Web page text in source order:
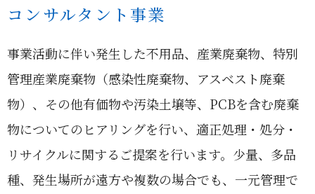
コンサルタント事業
事業活動に伴い発生した不用品、産業廃棄物、特別
管理産業廃棄物（感染性廃棄物、アスベスト廃棄
物）、その他有価物や汚染土壌等、PCBを含む廃棄
物についてのヒアリングを行い、適正処理・処分・
リサイクルに関するご提案を行います。少量、多品
種、発生場所が遠方や複数の場合でも、一元管理で